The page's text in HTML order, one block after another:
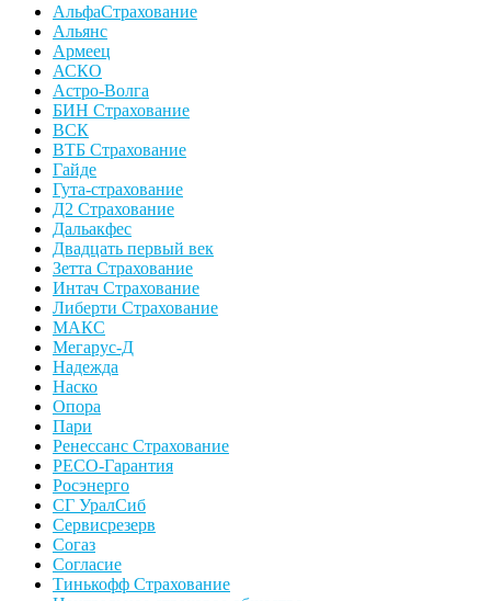
АльфаСтрахование
Альянс
Армеец
АСКО
Астро-Волга
БИН Страхование
ВСК
ВТБ Страхование
Гайде
Гута-страхование
Д2 Страхование
Дальакфес
Двадцать первый век
Зетта Страхование
Интач Страхование
Либерти Страхование
МАКС
Мегарус-Д
Надежда
Наско
Опора
Пари
Ренессанс Страхование
РЕСО-Гарантия
Росэнерго
СГ УралСиб
Сервисрезерв
Согаз
Согласие
Тинькофф Страхование